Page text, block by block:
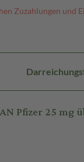
Zuzahlungen und
Pfizer 25 mg